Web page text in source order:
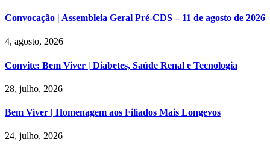
Convocação | Assembleia Geral Pré-CDS – 11 de agosto de 2026
4, agosto, 2026
Convite: Bem Viver | Diabetes, Saúde Renal e Tecnologia
28, julho, 2026
Bem Viver | Homenagem aos Filiados Mais Longevos
24, julho, 2026